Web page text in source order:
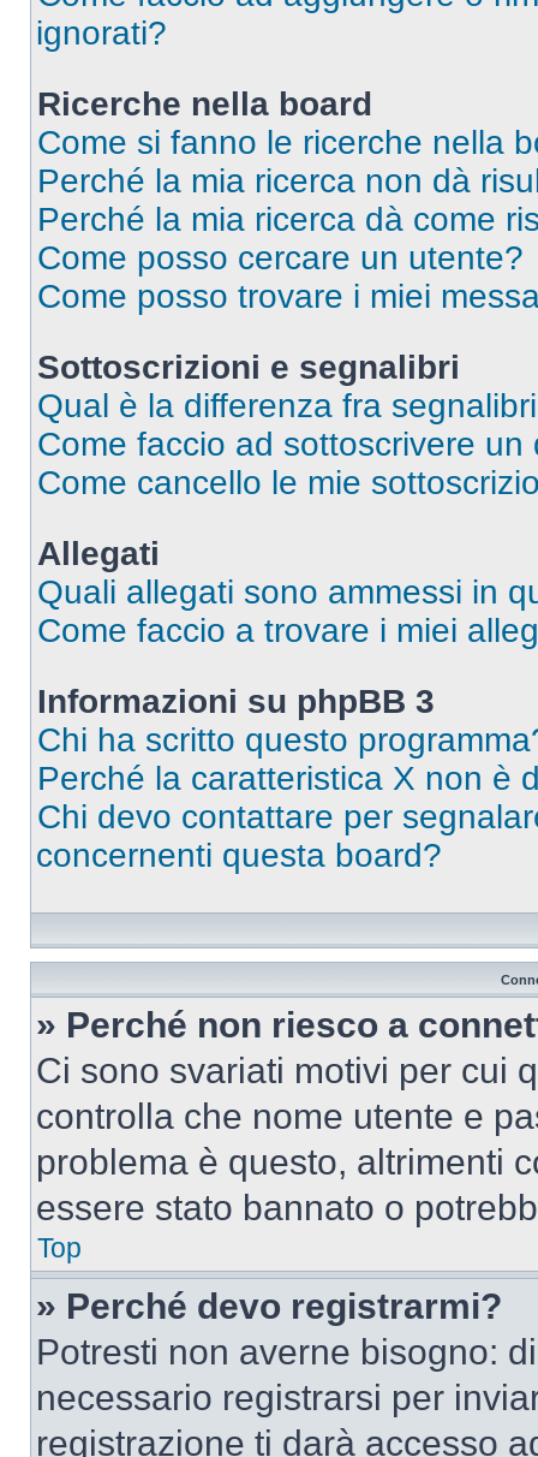
ignorati?
Ricerche nella board
Come si fanno le ricerche nella
Perché la mia ricerca non dà
Perché la mia ricerca dà come
Come posso cercare un utente?
Come posso trovare i miei
Sottoscrizioni e segnalibri
Qual è la differenza fra
Come faccio ad sottoscrivere
Come cancello le mie
Allegati
Quali allegati sono ammessi in
Come faccio a trovare i miei
Informazioni su phpBB 3
Chi ha scritto questo
Perché la caratteristica X non è
Chi devo contattare per
concernenti questa board?
» Perché non riesco a
Ci sono svariati motivi per cui
controlla che nome utente e
problema è questo, altrimenti
essere stato bannato o
Top
» Perché devo registrarmi?
Potresti non averne bisogno:
necessario registrarsi per
registrazione ti darà accesso